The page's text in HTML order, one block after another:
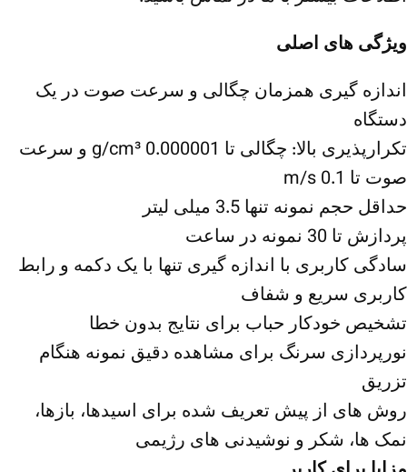
ویژگی های اصلی
اندازه گیری همزمان چگالی و سرعت صوت در یک
دستگاه
تکرارپذیری بالا: چگالی تا 0.000001 g/cm³ و سرعت
صوت تا 0.1 m/s
حداقل حجم نمونه تنها 3.5 میلی لیتر
پردازش تا 30 نمونه در ساعت
سادگی کاربری با اندازه گیری تنها با یک دکمه و رابط
کاربری سریع و شفاف
تشخیص خودکار حباب برای نتایج بدون خطا
نورپردازی سرنگ برای مشاهده دقیق نمونه هنگام
تزریق
روش های از پیش تعریف شده برای اسیدها، بازها،
نمک ها، شکر و نوشیدنی های رژیمی